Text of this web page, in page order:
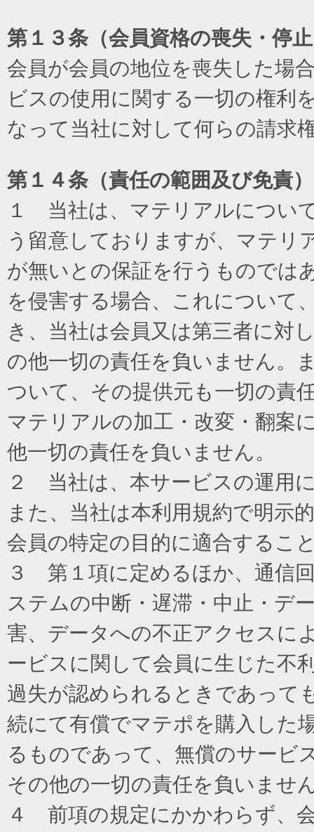
第１３条（会員資格の喪失・停
会員が会員の地位を喪失した場
ビスの使用に関する一切の権利
なって当社に対して何らの請求
第１４条（責任の範囲及び免責）
１ 当社は、マテリアルについ
う留意しておりますが、マテリ
が無いとの保証を行うものでは
を侵害する場合、これについて
き、当社は会員又は第三者に対
の他一切の責任を負いません。
ついて、その提供元も一切の責
マテリアルの加工・改変・翻案
他一切の責任を負いません。
２ 当社は、本サービスの運用
また、当社は本利用規約で明示
会員の特定の目的に適合するこ
３ 第１項に定めるほか、通信
ステムの中断・遅滞・中止・デ
害、データへの不正アクセスに
ービスに関して会員に生じた不
過失が認められるときであって
続にて有償でマテポを購入した
るものであって、無償のサービ
その他の一切の責任を負いませ
４ 前項の規定にかかわらず、